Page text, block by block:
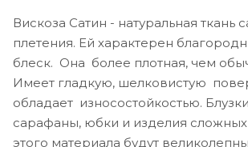
Вискоза Сатин - натуральная ткань
плетения. Ей характерен
блеск. Она более плотная, чем
Имеет гладкую, шелковистую
обладает износостойкостью.
сарафаны, юбки и изделия сложных
этого материала будут